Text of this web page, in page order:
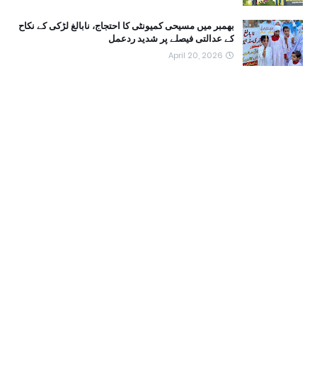
بھمبر میں مسیحی کمیونٹی کا احتجاج، نابالغ لڑکی کے نکاح
کے عدالتی فیصلے پر شدید ردعمل
April 20, 2026